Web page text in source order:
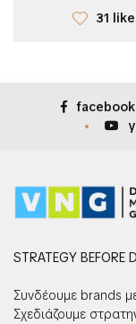
31
facebook
STRATEGY BEFORE
Συνδέουμε brands
Σχεδιάζουμε